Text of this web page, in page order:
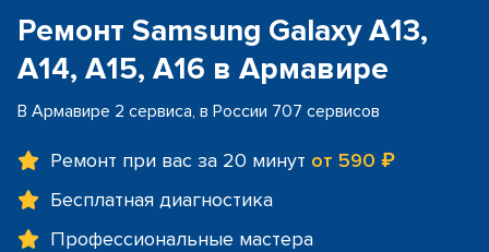
Ремонт Samsung Galaxy A13,
A14, A15, A16 в Армавире
В Армавире 2 сервиса, в России 707 сервисов
Ремонт при вас за 20 минут от 590 ₽
Бесплатная диагностика
Профессиональные мастера